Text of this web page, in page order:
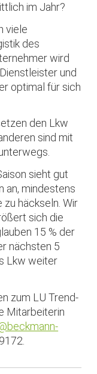
im Jahr?
viele
des
wird
und
optimal für sich
den Lkw
sind mit
sieht gut
an, mindestens
häckseln. Wir
sich die
15 % der
nächsten 5
Lkw weiter
zum LU Trend-
Mitarbeiterin